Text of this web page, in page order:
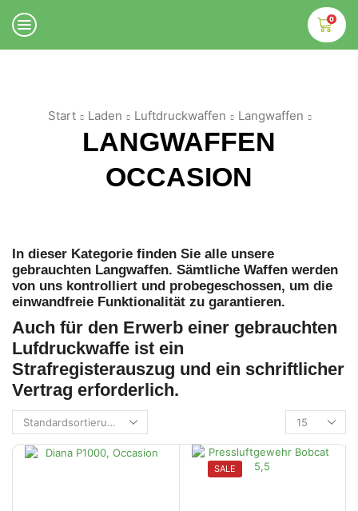
0
Start Laden Luftdruckwaffen Langwaffen
LANGWAFFEN
OCCASION
In dieser Kategorie finden Sie alle unsere
gebrauchten Langwaffen. Sämtliche Waffen werden
von uns kontrolliert und probegeschossen, um die
einwandfreie Funktionalität zu garantieren.
Auch für den Erwerb einer gebrauchten
Lufdruckwaffe ist ein
Strafregisterauszug und ein schriftlicher
Vertrag erforderlich.
SALE